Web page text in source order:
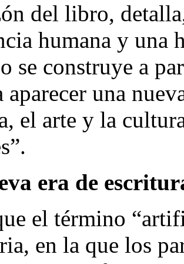
del libro,
humana y una
se construye a
aparecer una
el arte y la
era de
el término
en la que los